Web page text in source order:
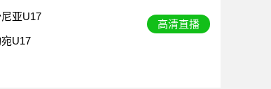
亚U17
U17
高清直播